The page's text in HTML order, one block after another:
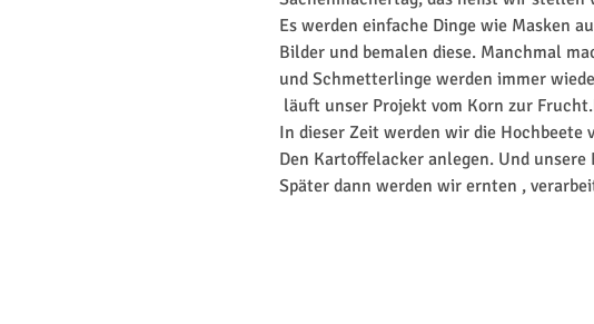
Es werden einfache Dinge wie Masken
Bilder und bemalen diese. Manchmal
und Schmetterlinge werden immer
läuft unser Projekt vom Korn zur Frucht.
In dieser Zeit werden wir die
Den Kartoffelacker anlegen. Und
Später dann werden wir ernten ,